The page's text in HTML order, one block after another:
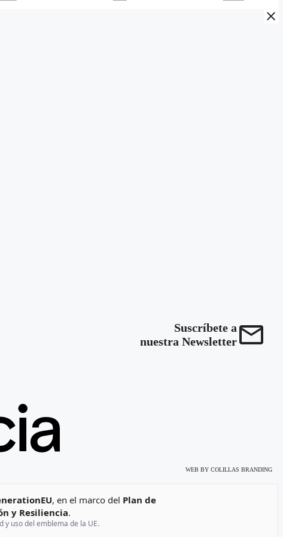
Suscríbete a
nuestra Newsletter
WEB BY COLILLAS BRANDING
, en el marco del Plan de
y Resiliencia.
y uso del emblema de la UE.